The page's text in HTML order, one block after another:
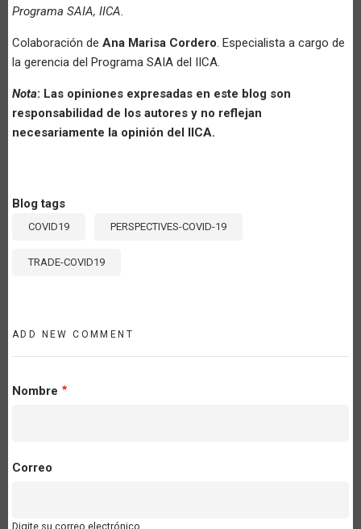
Programa SAIA, IICA.
Colaboración de Ana Marisa Cordero. Especialista a cargo de
la gerencia del Programa SAIA del IICA.
Nota: Las opiniones expresadas en este blog son
responsabilidad de los autores y no reflejan
necesariamente la opinión del IICA.
Blog tags
COVID19 PERSPECTIVES-COVID-19
TRADE-COVID19
ADD NEW COMMENT
Nombre
Correo
Digite su correo electrónico.